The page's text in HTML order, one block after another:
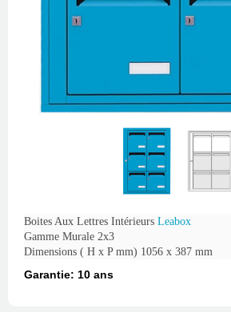
Boites Aux Lettres Intérieurs Leabox
Gamme Murale 2x3
Dimensions ( H x P mm) 1056 x 387 mm
Garantie: 10 ans